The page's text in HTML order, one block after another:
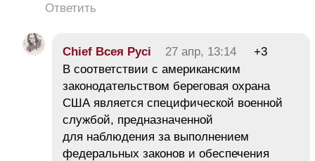
Ответить
Chief Всея Русі 27 апр, 13:14
+3
В соответствии с американским
законодательством береговая охрана
США является специфической военной
службой, предназначенной
для наблюдения за выполнением
федеральных законов и обеспечения